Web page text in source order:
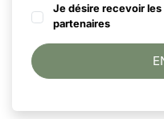
Je désire recevoir
partenaires